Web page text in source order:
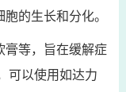
的生长和分化。
膏等，旨在缓解症
可以使用如达力